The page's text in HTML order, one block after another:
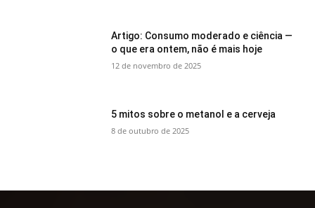
Artigo: Consumo moderado e ciência —
o que era ontem, não é mais hoje
12 de novembro de 2025
5 mitos sobre o metanol e a cerveja
8 de outubro de 2025